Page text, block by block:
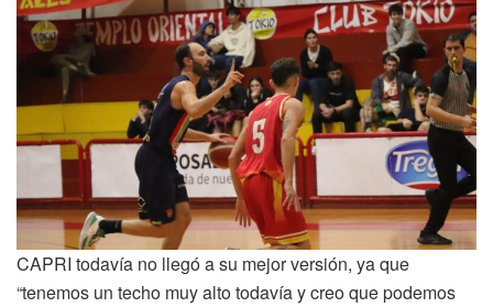
CAPRI todavía no llegó a su mejor versión, ya que
“tenemos un techo muy alto todavía y creo que podemos